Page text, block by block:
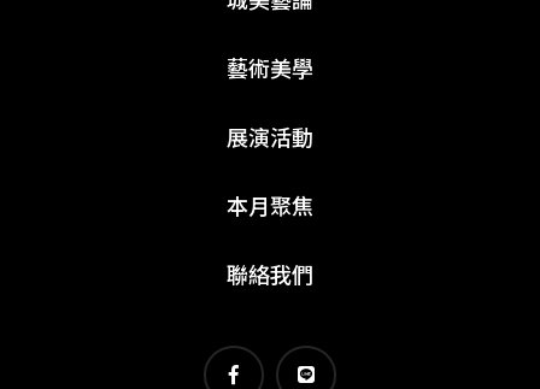
藝術美學
展演活動
本月聚焦
聯絡我們